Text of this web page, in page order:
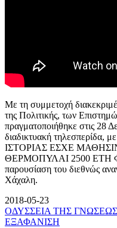
Με τη συμμετοχή
της Πολιτικής, των
πραγματοποιήθηκε στις 28
διαδικτυακή
ΙΣΤΟΡΙΑΣ ΕΣΧΕ
ΘΕΡΜΟΠΥΛΑΙ 2500 ΕΤΗ
παρουσίαση του διεθνώς
Χάχαλη.
2018-05-23
ΟΔΥΣΣΕΙΑ ΤΗΣ
ΕΞΑΦΑΝΙΣΗ